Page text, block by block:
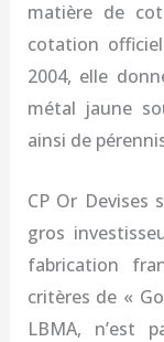
matière de
cotation
2004, elle
métal jaune
ainsi de
CP Or Devises
gros
fabrication
critères de «
LBMA, n’est